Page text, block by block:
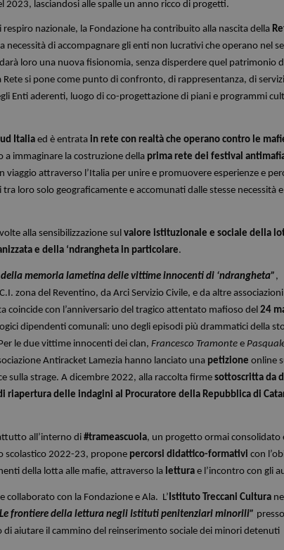
lasciandosi alle spalle un anno ricco di progetti.
nazionale, la Fondazione ha contribuito alla nascita della
necessità di accompagnare gli enti non lucrativi che operano nel
loro una nuova fisionomia, senza disperdere quel patrimonio
si pone come punto di confronto, di rappresentanza, di
Enti aderenti, luogo di co-progettazione di piani e programmi
Italiaed è entrata in rete con realtà che operano contro le
a immaginare la costruzione della prima rete dei festival
viaggio attraverso l’Italia per unire e promuovere esperienze e
loro solo geograficamente e accomunati dalle stesse necessità
alla sensibilizzazione sul valore istituzionale e sociale della
e della ‘ndrangheta in particolare.
memoria lametina delle vittime innocenti di ‘ndrangheta” ,
zona del Reventino, da Arci Servizio Civile, e da altre
coincide con l’anniversario del tragico attentato mafioso del 24
dipendenti comunali: uno degli episodi più drammatici della
le due vittime innocenti dei clan, Francesco Tramonte e
Antiracket Lamezia hanno lanciato una petizione online
sulla strage. A dicembre 2022, alla raccolta firme sottoscritta da
riapertura delle indagini al Procuratore della Repubblica di
all’interno di#trameascuola, un progetto ormai consolidato
scolastico 2022-23, propone percorsi didattico-formativi con
della lotta alle mafie, attraverso la lettura e l’incontro con gli
con la Fondazione e Ala. L’Istituto Treccani Cultura
Le frontiere della lettura negli Istituti penitenziari minorili”
aiutare il cammino del reinserimento sociale dei minori detenuti